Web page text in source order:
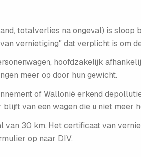
totalverlies na ongeval) is sloop
vernietiging" dat verplicht is om
hoofdzakelijk
meer op door hun gewicht.
of Wallonië erkend
van een wagen die u niet meer
van 30 km. Het certificaat van
op naar DIV.